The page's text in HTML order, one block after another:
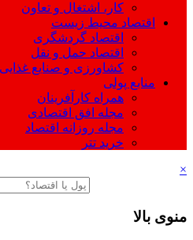
کار، اشتغال و تعاون
اقتصاد محیط زیست
اقتصاد گردشگری
اقتصاد حمل و نقل
کشاورزی و صنایع غذایی
منابع پولی
همراه کارآفرینان
مجله افق اقتصادی
مجله روزانه اقتصاد
خرید تتر
×
منوی بالا